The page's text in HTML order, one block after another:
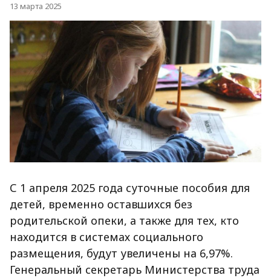
13 марта 2025
С 1 апреля 2025 года суточные пособия для
детей, временно оставшихся без
родительской опеки, а также для тех, кто
находится в системах социального
размещения, будут увеличены на 6,97%.
Генеральный секретарь Министерства труда